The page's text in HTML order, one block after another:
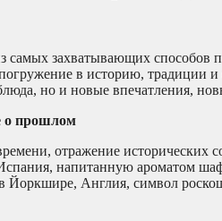
захватывающих способов
в историю,
но и новые впечатления,
о прошлом
отражение исторических
напитанную ароматом
Англия, символ